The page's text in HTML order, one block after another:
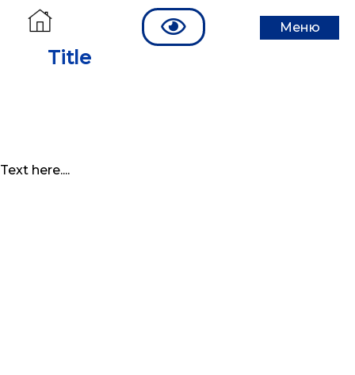
Title
Меню
Text here....